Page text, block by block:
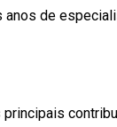
de